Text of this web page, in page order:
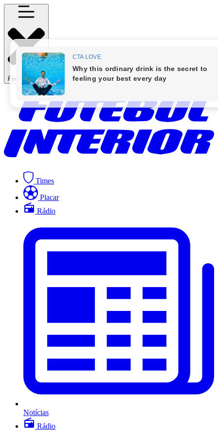
Fechar Menu
Times
Placar
Rádio
Notícias
Rádio